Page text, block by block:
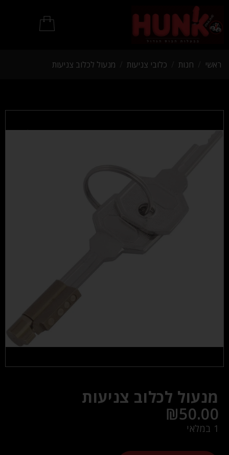
ראשי חנות כלובי צניעות מנעול לכלוב צניעות
מנעול לכלוב צניעות
₪50.00
1 במלאי